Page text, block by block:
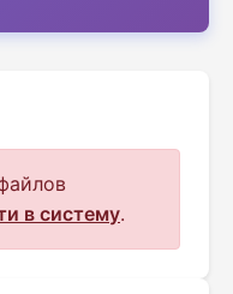
в систему.